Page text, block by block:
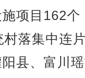
项目162个
落集中连
县、富川